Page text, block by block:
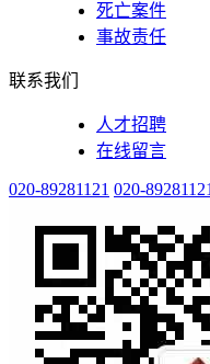
死亡案件
事故责任
联系我们
人才招聘
在线留言
020-89281121 020-89281121